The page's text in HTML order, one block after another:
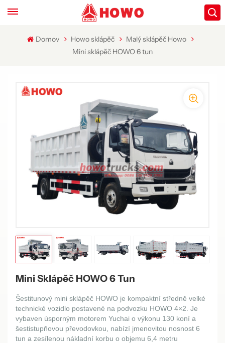
Domov Howo sklápěč
Malý sklápěč Howo
Mini sklápěč HOWO 6 tun
Mini Sklápěč HOWO 6 Tun
Šestitunový mini sklápěč HOWO je kompaktní středně velké
technické vozidlo postavené na podvozku HOWO 4×2. Je
vybaven úsporným motorem Yuchai o výkonu 130 koní a
šestistupňovou převodovkou, nabízí jmenovitou nosnost 6
tun a zesílenou nákladní korbu o objemu 6,4 metru